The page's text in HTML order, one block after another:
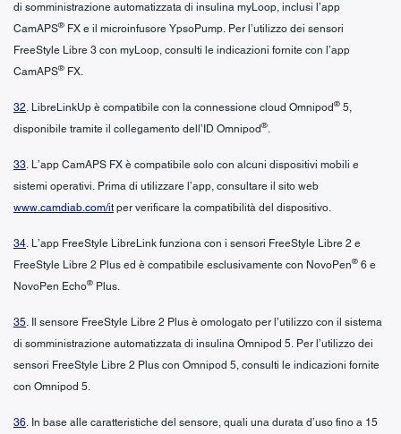
di somministrazione automatizzata di insulina myLoop, inclusi l’app
CamAPS® FX e il microinfusore YpsoPump. Per l’utilizzo dei sensori
FreeStyle Libre 3 con myLoop, consulti le indicazioni fornite con l’app
CamAPS® FX.
32. LibreLinkUp è compatibile con la connessione cloud Omnipod® 5,
disponibile tramite il collegamento dell’ID Omnipod®.
33. L’app CamAPS FX è compatibile solo con alcuni dispositivi mobili e
sistemi operativi. Prima di utilizzare l’app, consultare il sito web
www.camdiab.com/it per verificare la compatibilità del dispositivo.
34. L’app FreeStyle LibreLink funziona con i sensori FreeStyle Libre 2 e
FreeStyle Libre 2 Plus ed è compatibile esclusivamente con NovoPen® 6 e
NovoPen Echo® Plus.
35. Il sensore FreeStyle Libre 2 Plus è omologato per l’utilizzo con il sistema
di somministrazione automatizzata di insulina Omnipod 5. Per l’utilizzo dei
sensori FreeStyle Libre 2 Plus con Omnipod 5, consulti le indicazioni fornite
con Omnipod 5.
36. In base alle caratteristiche del sensore, quali una durata d’uso fino a 15